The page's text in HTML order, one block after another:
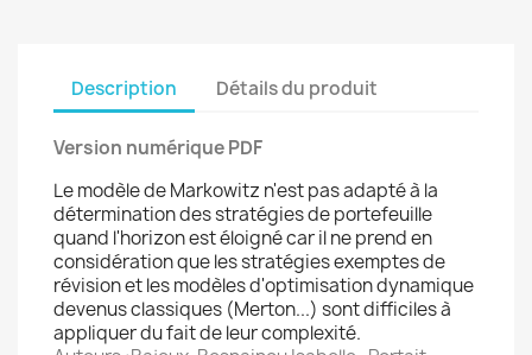
Description Détails du produit
Version numérique PDF
Le modèle de Markowitz n'est pas adapté à la
détermination des stratégies de portefeuille
quand l'horizon est éloigné car il ne prend en
considération que les stratégies exemptes de
révision et les modèles d'optimisation dynamique
devenus classiques (Merton...) sont difficiles à
appliquer du fait de leur complexité.